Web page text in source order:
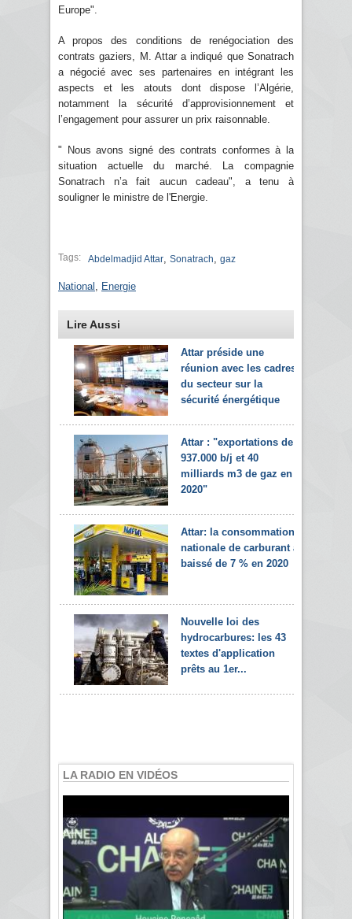
Europe".
A propos des conditions de renégociation des
contrats gaziers, M. Attar a indiqué que Sonatrach
a négocié avec ses partenaires en intégrant les
aspects et les atouts dont dispose l’Algérie,
notamment la sécurité d’approvisionnement et
l’engagement pour assurer un prix raisonnable.
" Nous avons signé des contrats conformes à la
situation actuelle du marché. La compagnie
Sonatrach n’a fait aucun cadeau", a tenu à
souligner le ministre de l'Energie.
Tags: Abdelmadjid Attar Sonatrach gaz
National Energie
Lire Aussi
Attar préside une
réunion avec les cadres
du secteur sur la
sécurité énergétique
Attar : "exportations de
937.000 b/j et 40
milliards m3 de gaz en
2020"
Attar: la consommation
nationale de carburant a
baissé de 7 % en 2020
Nouvelle loi des
hydrocarbures: les 43
textes d'application
prêts au 1er...
LA RADIO EN VIDÉOS